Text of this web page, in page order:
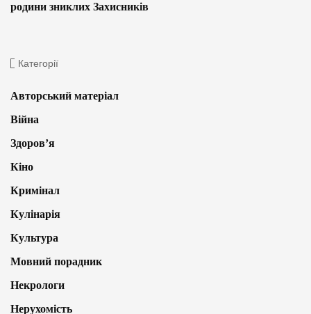
родини зниклих Захисників
Категорії
Авторський матеріал
Війна
Здоров’я
Кіно
Кримінал
Кулінарія
Культура
Мовний порадник
Некрологи
Нерухомість